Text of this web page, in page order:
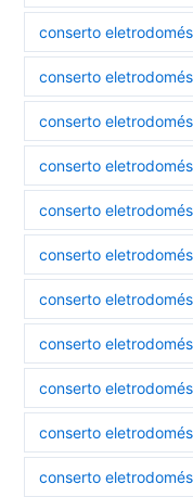
conserto
conserto
conserto
conserto
conserto
conserto
conserto
conserto
conserto
conserto
conserto